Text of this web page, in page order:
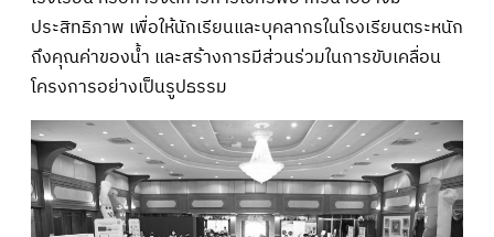
ประสิทธิภาพ เพื่อให้นักเรียนและบุคลากรในโรงเรียนตระหนัก
ถึงคุณค่าของน้ำ และสร้างการมีส่วนร่วมในการขับเคลื่อน
โครงการอย่างเป็นรูปธรรม